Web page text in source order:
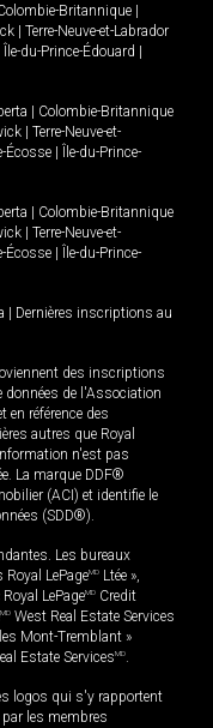
Britannique
Terre-Neuve-et-Labrador
Île-du-Prince-Édouard
Colombie-Britannique
Terre-Neuve-et-
Écosse
Île-du-Prince-
Colombie-Britannique
Terre-Neuve-et-
Écosse
Île-du-Prince-
Dernières inscriptions au
des inscriptions
de l'Association
en référence des
autres que Royal
n'est pas
La marque DDF®
(ACI) et identifie le
(SDD®).
Les bureaux
LePageMD Ltée »,
Royal LePageMD Credit
MD West Real Estate Services
Mont-Tremblant »
Estate ServicesMD.
logos qui s'y rapportent
les membres